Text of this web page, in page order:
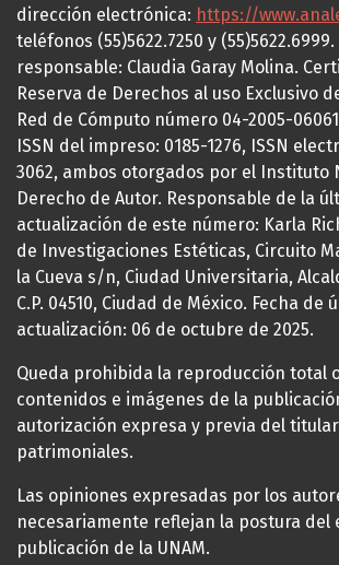
dirección electrónica: https://
teléfonos (55)5622.7250 y
responsable: Claudia Garay Molina.
Reserva de Derechos al uso Exclusivo
Red de Cómputo número 04-2005-
ISSN del impreso: 0185-1276, ISSN
3062, ambos otorgados por el Instituto
Derecho de Autor. Responsable de la
actualización de este número: Karla
de Investigaciones Estéticas, Circuito
la Cueva s/n, Ciudad Universitaria,
C.P. 04510, Ciudad de México. Fecha de
actualización: 06 de octubre de 2025.
Queda prohibida la reproducción total
contenidos e imágenes de la
autorización expresa y previa del
patrimoniales.
Las opiniones expresadas por los
necesariamente reflejan la postura del
publicación de la UNAM.